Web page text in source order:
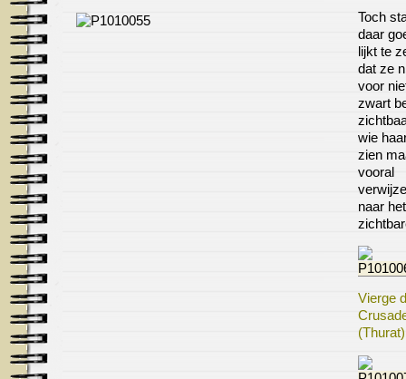
Toch
daar
lijkt te
dat ze
voor
zwart
wie
zien
vooral
naar
Vierge
(Thurat)